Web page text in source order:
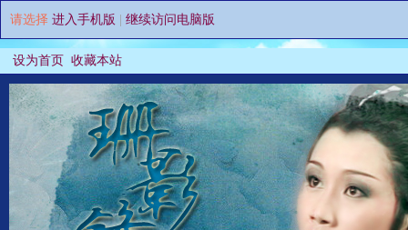
请选择 进入手机版 继续访问电脑版
设为首页 收藏本站